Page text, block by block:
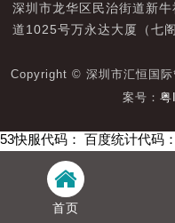
深圳市龙华区民治街道新牛
道1025号万永达大厦（七阁
Copyright © 深圳市汇恒国
案号： 粤
首页
53快服代码： 百度统计代码：